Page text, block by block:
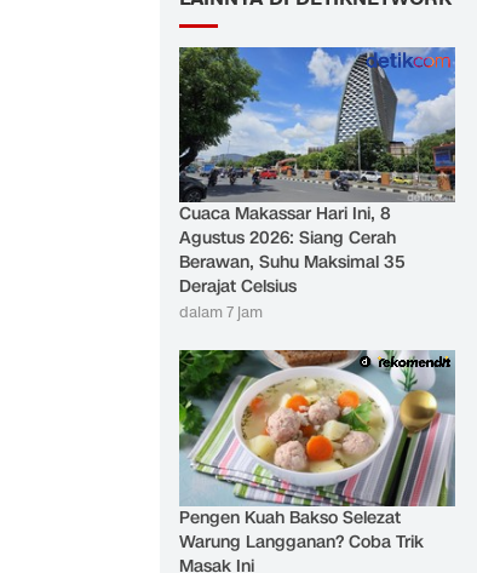
Cuaca Makassar Hari Ini, 8
Agustus 2026: Siang Cerah
Berawan, Suhu Maksimal 35
Derajat Celsius
dalam 7 jam
Pengen Kuah Bakso Selezat
Warung Langganan? Coba Trik
Masak Ini